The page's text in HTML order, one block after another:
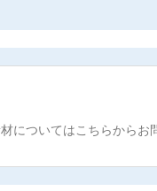
についてはこちらからお